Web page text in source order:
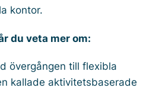
kontor.
du veta mer om:
övergången till flexibla
kallade aktivitetsbaserade